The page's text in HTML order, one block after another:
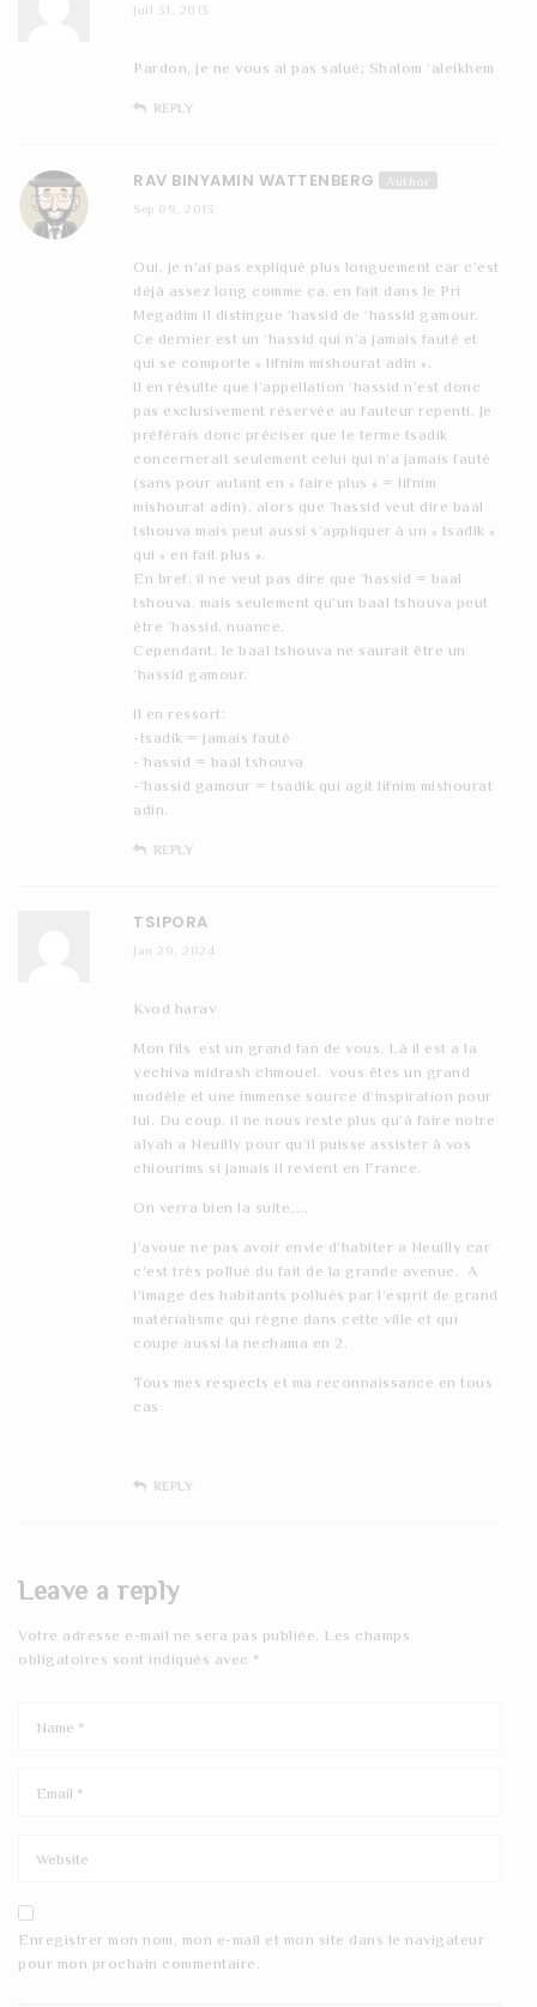
Juil 31, 2013
Pardon, je ne vous ai pas salué; Shalom ‘aleikhem
REPLY
RAV BINYAMIN WATTENBERG
Author
Sep 09, 2013
Oui, je n’ai pas expliqué plus longuement car c’est
déjà assez long comme ça. en fait dans le Pri
Megadim il distingue ‘hassid de ‘hassid gamour.
Ce dernier est un ‘hassid qui n’a jamais fauté et
qui se comporte « lifnim mishourat adin ».
Il en résulte que l’appellation ‘hassid n’est donc
pas exclusivement réservée au fauteur repenti. Je
préférais donc préciser que le terme tsadik
concernerait seulement celui qui n’a jamais fauté
(sans pour autant en « faire plus » = lifnim
mishourat adin), alors que ‘hassid veut dire baal
tshouva mais peut aussi s’appliquer à un « tsadik »
qui « en fait plus ».
En bref, il ne veut pas dire que ‘hassid = baal
tshouva, mais seulement qu’un baal tshouva peut
être ‘hassid, nuance.
Cependant, le baal tshouva ne saurait être un
‘hassid gamour.
Il en ressort:
-tsadik = jamais fauté
-‘hassid = baal tshouva
-‘hassid gamour = tsadik qui agit lifnim mishourat
adin.
REPLY
TSIPORA
Jan 29, 2024
Kvod harav
Mon fils est un grand fan de vous. Là il est a la
yechiva midrash chmouel. vous êtes un grand
modèle et une immense source d’inspiration pour
lui. Du coup, il ne nous reste plus qu’à faire notre
alyah a Neuilly pour qu’il puisse assister à vos
chiourims si jamais il revient en France.
On verra bien la suite…..
J’avoue ne pas avoir envie d’habiter a Neuilly car
c’est très pollué du fait de la grande avenue. A
l’image des habitants pollués par l’esprit de grand
matérialisme qui règne dans cette ville et qui
coupe aussi la nechama en 2.
Tous mes respects et ma reconnaissance en tous
cas
REPLY
Leave a reply
Votre adresse e-mail ne sera pas publiée. Les champs
obligatoires sont indiqués avec *
Enregistrer mon nom, mon e-mail et mon site dans le navigateur
pour mon prochain commentaire.